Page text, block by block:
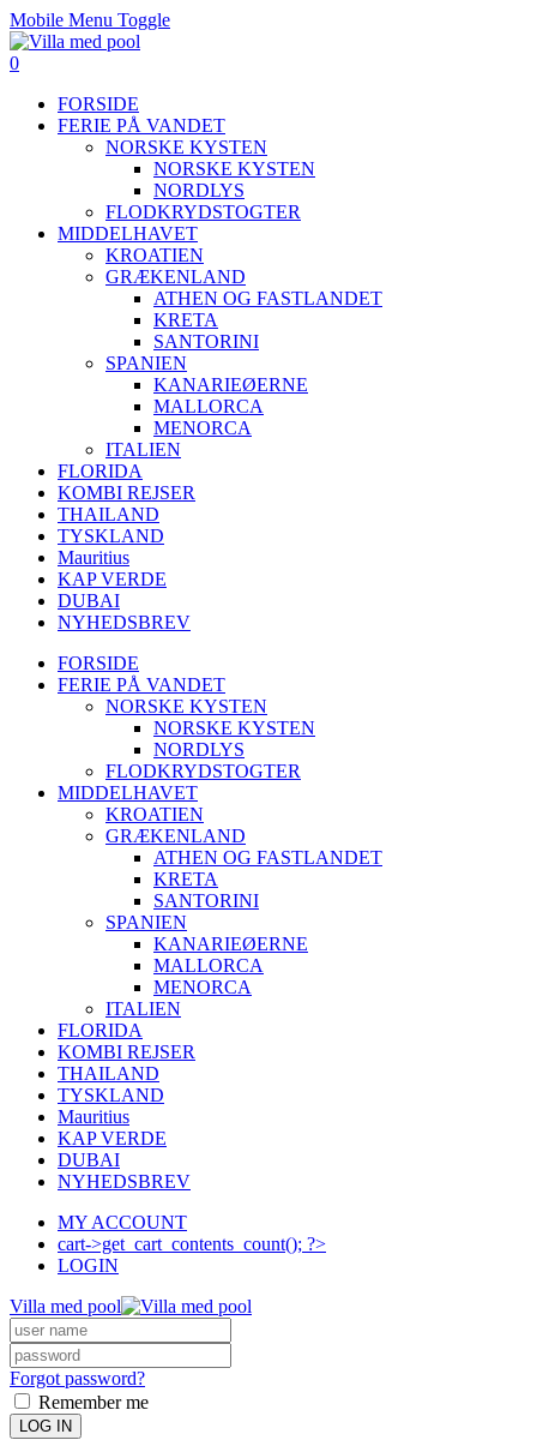
Mobile Menu Toggle
0
FORSIDE
FERIE PÅ VANDET
NORSKE KYSTEN
NORSKE KYSTEN
NORDLYS
FLODKRYDSTOGTER
MIDDELHAVET
KROATIEN
GRÆKENLAND
ATHEN OG FASTLANDET
KRETA
SANTORINI
SPANIEN
KANARIEØERNE
MALLORCA
MENORCA
ITALIEN
FLORIDA
KOMBI REJSER
THAILAND
TYSKLAND
Mauritius
KAP VERDE
DUBAI
NYHEDSBREV
FORSIDE
FERIE PÅ VANDET
NORSKE KYSTEN
NORSKE KYSTEN
NORDLYS
FLODKRYDSTOGTER
MIDDELHAVET
KROATIEN
GRÆKENLAND
ATHEN OG FASTLANDET
KRETA
SANTORINI
SPANIEN
KANARIEØERNE
MALLORCA
MENORCA
ITALIEN
FLORIDA
KOMBI REJSER
THAILAND
TYSKLAND
Mauritius
KAP VERDE
DUBAI
NYHEDSBREV
MY ACCOUNT
cart->get_cart_contents_count(); ?>
LOGIN
Villa med pool
Forgot password?
Remember me
LOG IN